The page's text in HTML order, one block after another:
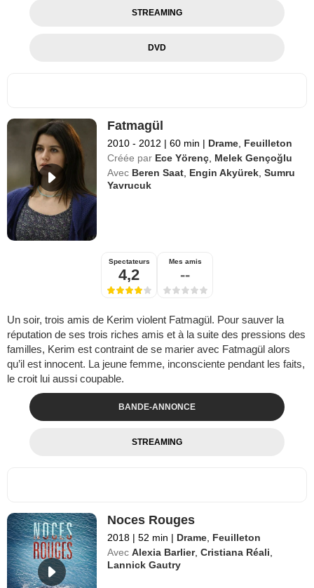
STREAMING
DVD
Fatmagül
2010 - 2012 | 60 min | Drame Feuilleton
Créée par Ece Yörenç Melek Gençoğlu
Avec Beren Saat Engin Akyürek ,Sumru
Yavrucuk
Spectateurs
4,2
Mes amis
--
Un soir, trois amis de Kerim violent Fatmagül. Pour sauver la
réputation de ses trois riches amis et à la suite des pressions des
familles, Kerim est contraint de se marier avec Fatmagül alors
qu’il est innocent. La jeune femme, inconsciente pendant les faits,
le croit lui aussi coupable.
BANDE-ANNONCE
STREAMING
Noces Rouges
2018 | 52 min | Drame Feuilleton
Avec Alexia Barlier,Cristiana Réali
Lannick Gautry